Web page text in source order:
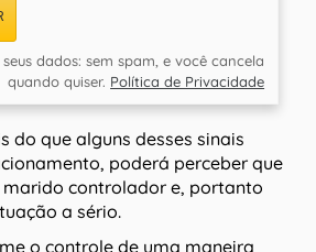
dados: sem spam, e você cancela
quando quiser. Política de Privacidade
do que alguns desses sinais
poderá perceber que
marido controlador e, portanto
a sério.
o controle de uma maneira